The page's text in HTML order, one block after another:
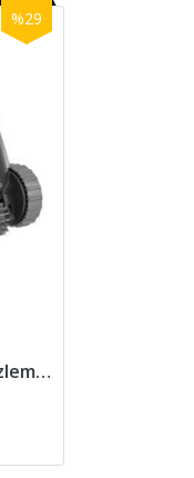
%29
Dolphin E35 Havuz Temizleme Robotu